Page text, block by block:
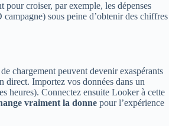
pour croiser, par exemple, les dépenses
sous peine d’obtenir des chiffres
chargement peuvent devenir exaspérants
direct. Importez vos données dans un
heures). Connectez ensuite Looker à cette
vraiment la donne pour l’expérience